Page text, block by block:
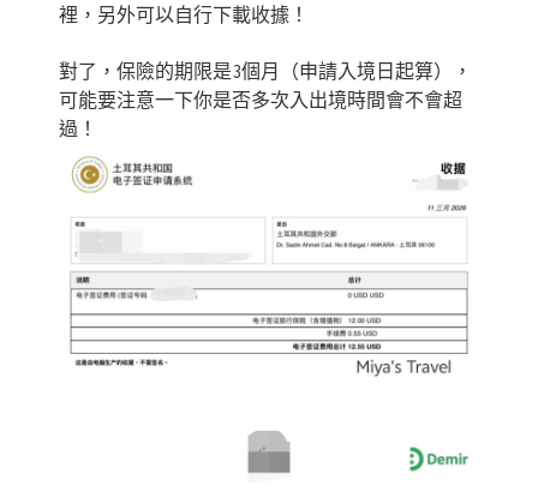
裡，另外可以自行下載收據！
對了，保險的期限是3個月（申請入境日起算），
可能要注意一下你是否多次入出境時間會不會超
過！